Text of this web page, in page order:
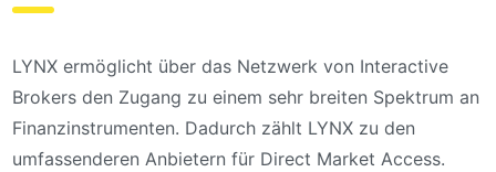
LYNX ermöglicht über das Netzwerk von Interactive
Brokers den Zugang zu einem sehr breiten Spektrum an
Finanzinstrumenten. Dadurch zählt LYNX zu den
umfassenderen Anbietern für Direct Market Access.